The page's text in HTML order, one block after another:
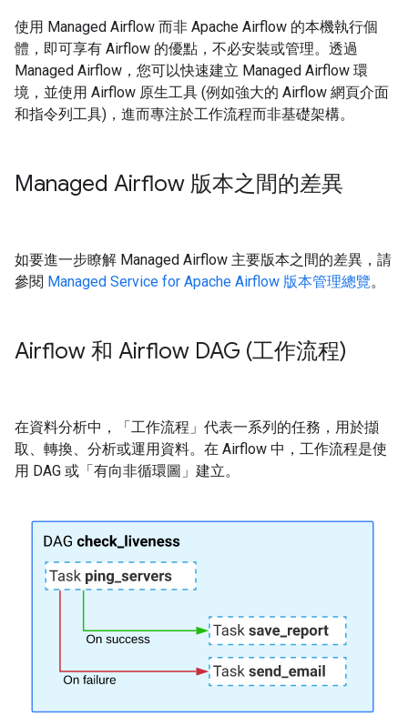
使用 Managed Airflow 而非 Apache Airflow 的本機執行個
體，即可享有 Airflow 的優點，不必安裝或管理。透過
Managed Airflow，您可以快速建立 Managed Airflow 環
境，並使用 Airflow 原生工具 (例如強大的 Airflow 網頁介面
和指令列工具)，進而專注於工作流程而非基礎架構。
Managed Airflow 版本之間的差異
如要進一步瞭解 Managed Airflow 主要版本之間的差異，請
參閱 Managed Service for Apache Airflow 版本管理總覽。
Airflow 和 Airflow DAG (工作流程)
在資料分析中，「工作流程」 代表一系列的任務，用於擷
取、轉換、分析或運用資料。在 Airflow 中，工作流程是使
用 DAG 或「有向非循環圖」建立。